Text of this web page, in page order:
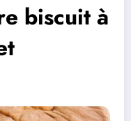
biscuit à